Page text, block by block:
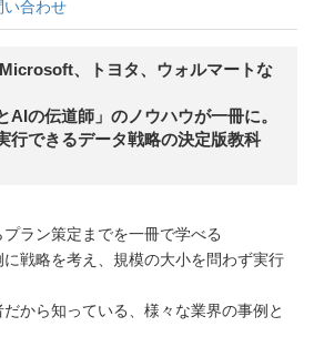
い合わせ
、トヨタ、ウォルマートな
AIの伝道師」のノウハウが一冊に。
行できるデータ戦略の決定版教科
プラン策定までを一冊で学べる
に戦略を考え、規模の大小を問わず実行
だから知っている、様々な業界の事例と